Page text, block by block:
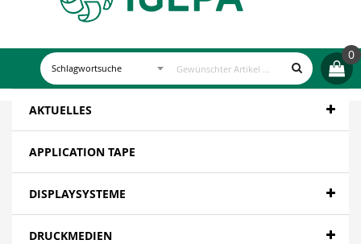
0
AKTUELLES
APPLICATION TAPE
DISPLAYSYSTEME
DRUCKMEDIEN